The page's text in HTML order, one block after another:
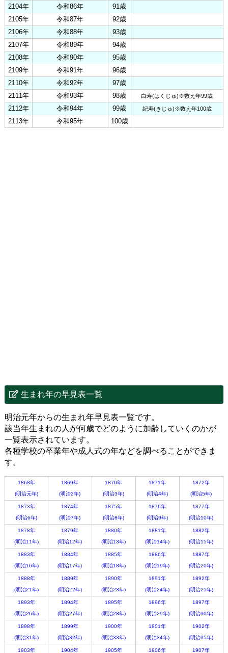
2104年
令和86年
91歳
2105年
令和87年
92歳
2106年
令和88年
93歳
2107年
令和89年
94歳
2108年
令和90年
95歳
2109年
令和91年
96歳
2110年
令和92年
97歳
2111年
令和93年 98歳 白寿(はくじゅ)※数え年99歳
2112年 令和94年 99歳 紀寿(きじゅ)※数え年100歳
2113年 令和95年 100歳
生まれ年の早見表一覧
明治元年からの生まれ年早見表一覧です。
該当年生まれの人が何歳でどのように加齢していくのかが
一覧表示されています。
各種学校の卒業年や成人式の年などを調べることができま
す。
1868年
(明治元年)
1869年
(明治2年)
1870年
(明治3年)
1871年
(明治4年)
1872年
(明治5年)
1873年
(明治6年)
1874年
(明治7年)
1875年
(明治8年)
1876年
(明治9年)
1877年
(明治10年)
1878年
(明治11年)
1879年
(明治12年)
1880年
(明治13年)
1881年
(明治14年)
1882年
(明治15年)
1883年
(明治16年)
1884年
(明治17年)
1885年
(明治18年)
1886年
(明治19年)
1887年
(明治20年)
1888年
(明治21年)
1889年
(明治22年)
1890年
(明治23年)
1891年
(明治24年)
1892年
(明治25年)
1893年
(明治26年)
1894年
(明治27年)
1895年
(明治28年)
1896年
(明治29年)
1897年
(明治30年)
1898年
(明治31年)
1899年
(明治32年)
1900年
(明治33年)
1901年
(明治34年)
1902年
(明治35年)
1903年 1904年 1905年 1906年 1907年